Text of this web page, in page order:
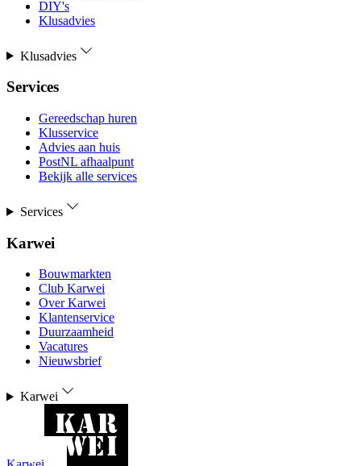
DIY's
Klusadvies
Klusadvies
Services
Gereedschap huren
Klusservice
Advies aan huis
PostNL afhaalpunt
Bekijk alle services
Services
Karwei
Bouwmarkten
Club Karwei
Over Karwei
Klantenservice
Duurzaamheid
Vacatures
Nieuwsbrief
Karwei